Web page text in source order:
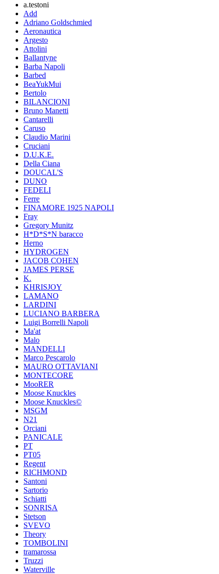
a.testoni
Add
Adriano Goldschmied
Aeronautica
Argesto
Attolini
Ballantyne
Barba Napoli
Barbed
BeaYukMui
Bertolo
BILANCIONI
Bruno Manetti
Cantarelli
Caruso
Claudio Marini
Cruciani
D.U.K.E.
Della Ciana
DOUCAL'S
DUNO
FEDELI
Ferre
FINAMORE 1925 NAPOLI
Fray
Gregory Munitz
H*D*S*N baracco
Herno
HYDROGEN
JACOB COHEN
JAMES PERSE
K.
KHRISJOY
LAMANO
LARDINI
LUCIANO BARBERA
Luigi Borrelli Napoli
Ma'at
Malo
MANDELLI
Marco Pescarolo
MAURO OTTAVIANI
MONTECORE
MooRER
Moose Knuckles
Moose Knuckles©️
MSGM
N21
Orciani
PANICALE
PT
PT05
Regent
RICHMOND
Santoni
Sartorio
Schiatti
SONRISA
Stetson
SVEVO
Theory
TOMBOLINI
tramarossa
Truzzi
Waterville